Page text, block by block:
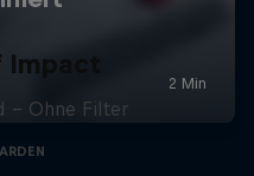
- Ohne Filter